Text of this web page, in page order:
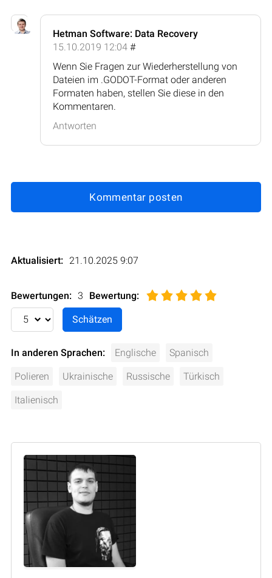
Hetman Software: Data Recovery
15.10.2019 12:04 #
Wenn Sie Fragen zur Wiederherstellung von
Dateien im .GODOT-Format oder anderen
Formaten haben, stellen Sie diese in den
Kommentaren.
Antworten
Kommentar posten
Aktualisiert: 21.10.2025 9:07
Bewertungen: 3 Bewertung:
In anderen Sprachen: Englische Spanisch
Polieren Ukrainische Russische Türkisch
Italienisch